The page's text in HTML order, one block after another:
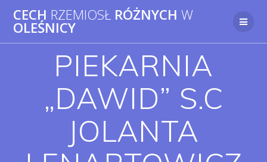
Przejdź
do
CECH RZEMIOSŁ RÓŻNYCH W
OLEŚNICY
PIEKARNIA
„DAWID” S.C
JOLANTA